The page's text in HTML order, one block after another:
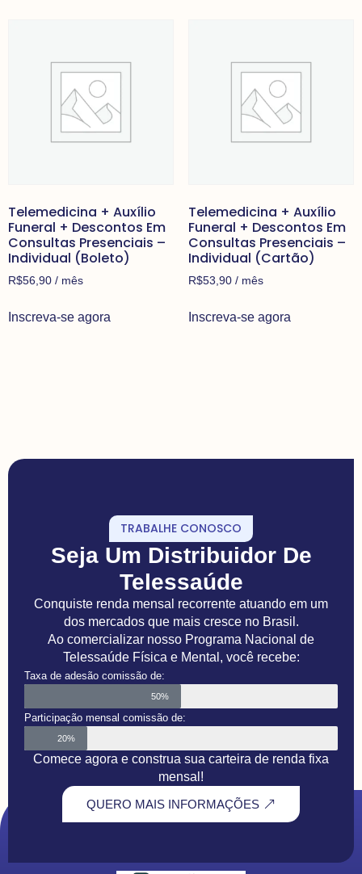
Telemedicina + Auxílio
Funeral + Descontos Em
Consultas Presenciais –
Individual (Boleto)
R$56,90 / mês
Inscreva-se agora
Telemedicina + Auxílio
Funeral + Descontos Em
Consultas Presenciais –
Individual (Cartão)
R$53,90 / mês
Inscreva-se agora
TRABALHE CONOSCO
Seja Um Distribuidor De
Telessaúde
Conquiste renda mensal recorrente atuando em um
dos mercados que mais cresce no Brasil.
Ao comercializar nosso Programa Nacional de
Telessaúde Física e Mental, você recebe:
Taxa de adesão comissão de:
50%
Participação mensal comissão de:
20%
Comece agora e construa sua carteira de renda fixa
mensal!
QUERO MAIS INFORMAÇÕES